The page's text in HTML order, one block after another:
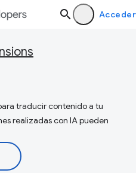
Acceder
traducir contenido a tu
realizadas con IA pueden